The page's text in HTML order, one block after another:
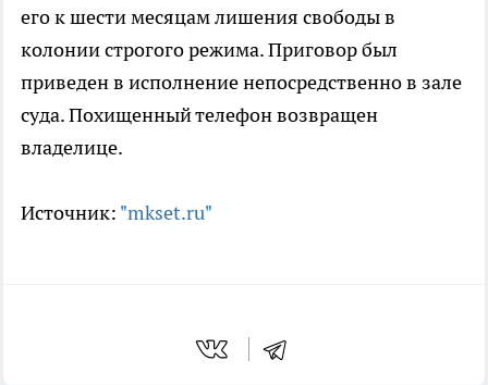
его к шести месяцам лишения свободы в
колонии строгого режима. Приговор был
приведен в исполнение непосредственно в зале
суда. Похищенный телефон возвращен
владелице.
Источник: "mkset.ru"